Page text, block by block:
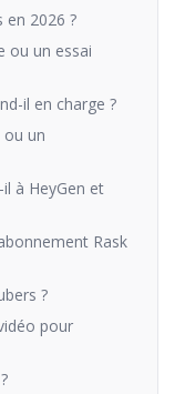
en 2026 ?
ou un essai
il en charge ?
ou un
à HeyGen et
Rask
?
pour